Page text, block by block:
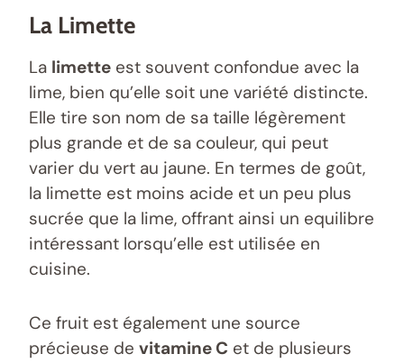
La Limette
La limette est souvent confondue avec la
lime, bien qu’elle soit une variété distincte.
Elle tire son nom de sa taille légèrement
plus grande et de sa couleur, qui peut
varier du vert au jaune. En termes de goût,
la limette est moins acide et un peu plus
sucrée que la lime, offrant ainsi un equilibre
intéressant lorsqu’elle est utilisée en
cuisine.
Ce fruit est également une source
précieuse de vitamine C et de plusieurs